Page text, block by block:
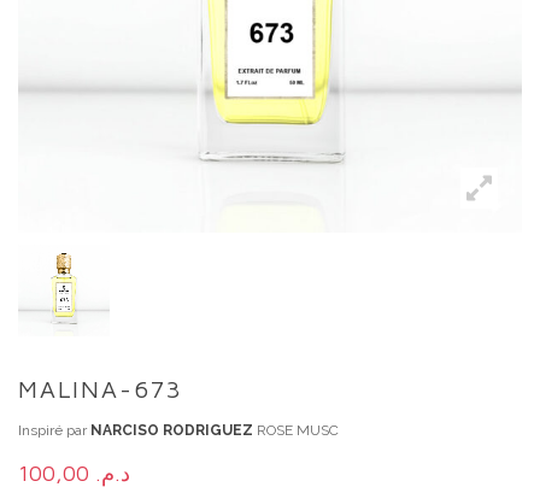
MALINA-673
Inspiré par NARCISO RODRIGUEZ ROSE MUSC
د.م.